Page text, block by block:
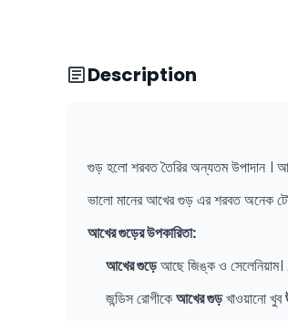
Description
গুড় হলো শরবত তৈরির অন্যতম উপাদান ।
ভালো মানের আখের গুড় এর শরবত অনেক
আখের গুড়ের উপকারিতা:
আখের গুড়েআছে জিঙ্ক ও
জন্ডিস রোগীকেআখের গুড়খাওয়ানো খুব